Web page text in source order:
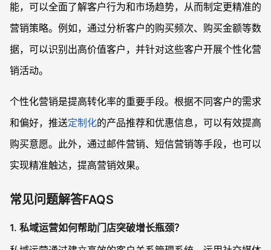
能，可以全面了解客户行为和市场趋势，从而制定更精准的
营销策略。例如，通过分析客户的购买频次、购买金额等数
据，可以识别出高价值客户，并针对这些客户开展个性化营
销活动。
个性化营销是提高转化率的重要手段。根据不同客户的需求
和偏好，推送定制化的产品推荐和优惠信息，可以有效提高
购买意愿。此外，通过邮件营销、短信营销等手段，也可以
实现精准触达，提高营销效果。
常见问题解答FAQS
1. 私域运营如何帮助门店突破增长瓶颈？